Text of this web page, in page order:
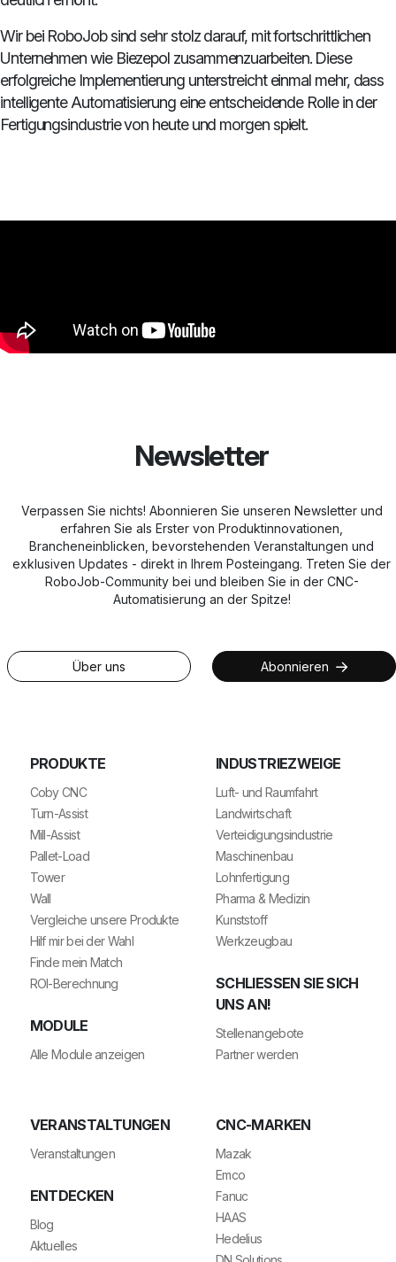
Wir bei RoboJob sind sehr stolz darauf, mit fortschrittlichen
Unternehmen wie Biezepol zusammenzuarbeiten. Diese
erfolgreiche Implementierung unterstreicht einmal mehr, dass
intelligente Automatisierung eine entscheidende Rolle in der
Fertigungsindustrie von heute und morgen spielt.
Newsletter
Verpassen Sie nichts! Abonnieren Sie unseren Newsletter und
erfahren Sie als Erster von Produktinnovationen,
Brancheneinblicken, bevorstehenden Veranstaltungen und
exklusiven Updates - direkt in Ihrem Posteingang. Treten Sie der
RoboJob-Community bei und bleiben Sie in der CNC-
Automatisierung an der Spitze!
Über uns Abonnieren
PRODUKTE
Coby CNC
Turn-Assist
Mill-Assist
Pallet-Load
Tower
Wall
Vergleiche unsere Produkte
Hilf mir bei der Wahl
Finde mein Match
ROI-Berechnung
MODULE
Alle Module anzeigen
INDUSTRIEZWEIGE
Luft- und Raumfahrt
Landwirtschaft
Verteidigungsindustrie
Maschinenbau
Lohnfertigung
Pharma & Medizin
Kunststoff
Werkzeugbau
SCHLIESSEN SIE SICH U
NS AN!
Stellenangebote
Partner werden
VERANSTALTUNGEN
Veranstaltungen
ENTDECKEN
Blog
Aktuelles
CNC-MARKEN
Mazak
Emco
Fanuc
HAAS
Hedelius